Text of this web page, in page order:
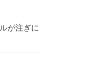
が注ぎに